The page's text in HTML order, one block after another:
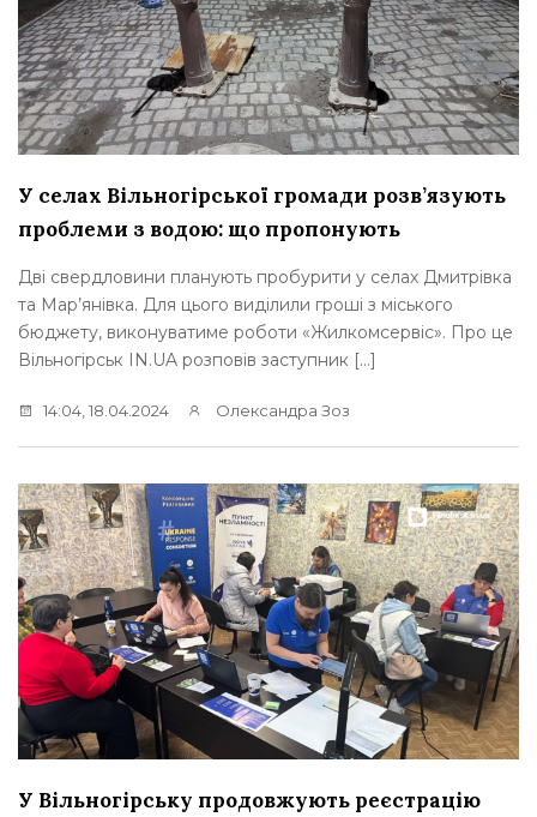
У селах Вільногірської громади розв’язують
проблеми з водою: що пропонують
Дві свердловини планують пробурити у селах Дмитрівка
та Мар’янівка. Для цього виділили гроші з міського
бюджету, виконуватиме роботи «Жилкомсервіс». Про це
Вільногірськ IN.UA розповів заступник […]
14:04, 18.04.2024 Олександра Зоз
У Вільногірську продовжують реєстрацію